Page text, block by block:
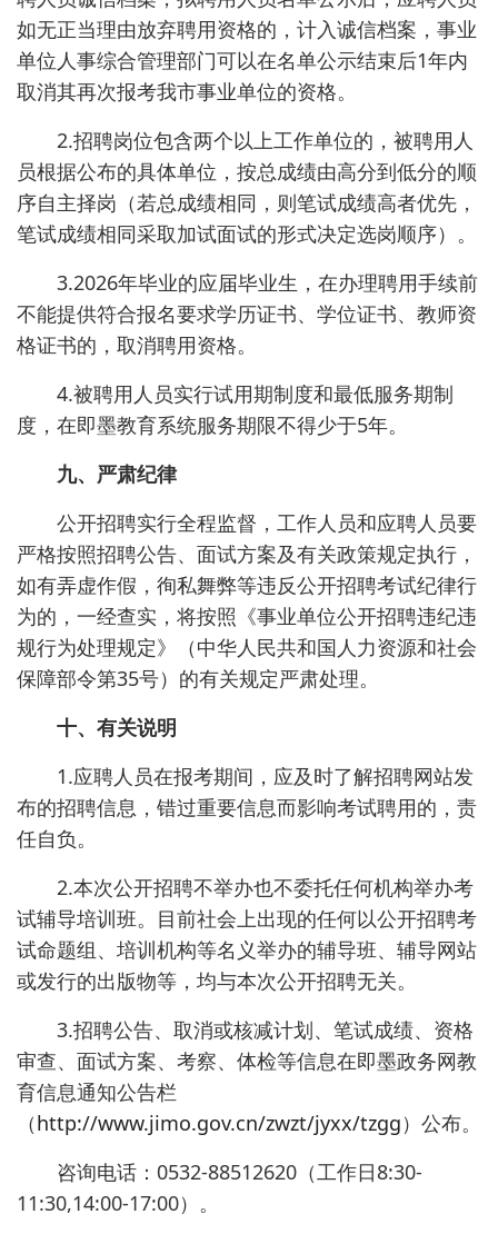
如无正当理由放弃聘用资格的，计入诚信档案，事业
单位人事综合管理部门可以在名单公示结束后1年内
取消其再次报考我市事业单位的资格。
2.招聘岗位包含两个以上工作单位的，被聘用人
员根据公布的具体单位，按总成绩由高分到低分的顺
序自主择岗（若总成绩相同，则笔试成绩高者优先，
笔试成绩相同采取加试面试的形式决定选岗顺序）。
3.2026年毕业的应届毕业生，在办理聘用手续前
不能提供符合报名要求学历证书、学位证书、教师资
格证书的，取消聘用资格。
4.被聘用人员实行试用期制度和最低服务期制
度，在即墨教育系统服务期限不得少于5年。
九、严肃纪律
公开招聘实行全程监督，工作人员和应聘人员要
严格按照招聘公告、面试方案及有关政策规定执行，
如有弄虚作假，徇私舞弊等违反公开招聘考试纪律行
为的，一经查实，将按照《事业单位公开招聘违纪违
规行为处理规定》（中华人民共和国人力资源和社会
保障部令第35号）的有关规定严肃处理。
十、有关说明
1.应聘人员在报考期间，应及时了解招聘网站发
布的招聘信息，错过重要信息而影响考试聘用的，责
任自负。
2.本次公开招聘不举办也不委托任何机构举办考
试辅导培训班。目前社会上出现的任何以公开招聘考
试命题组、培训机构等名义举办的辅导班、辅导网站
或发行的出版物等，均与本次公开招聘无关。
3.招聘公告、取消或核减计划、笔试成绩、资格
审查、面试方案、考察、体检等信息在即墨政务网教
育信息通知公告栏
（http://www.jimo.gov.cn/zwzt/jyxx/tzgg）公布。
咨询电话：0532-88512620（工作日8:30-
11:30,14:00-17:00）。